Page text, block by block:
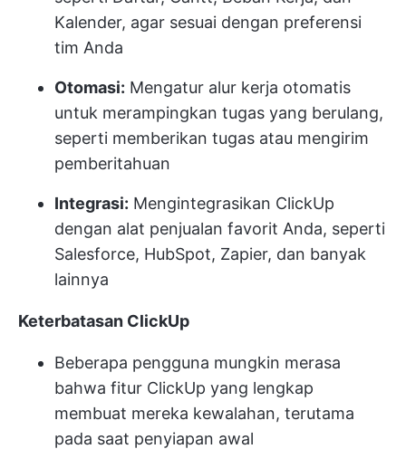
Kalender, agar sesuai dengan preferensi
tim Anda
Otomasi: Mengatur alur kerja otomatis
untuk merampingkan tugas yang berulang,
seperti memberikan tugas atau mengirim
pemberitahuan
Integrasi: Mengintegrasikan ClickUp
dengan alat penjualan favorit Anda, seperti
Salesforce, HubSpot, Zapier, dan banyak
lainnya
Keterbatasan ClickUp
Beberapa pengguna mungkin merasa
bahwa fitur ClickUp yang lengkap
membuat mereka kewalahan, terutama
pada saat penyiapan awal